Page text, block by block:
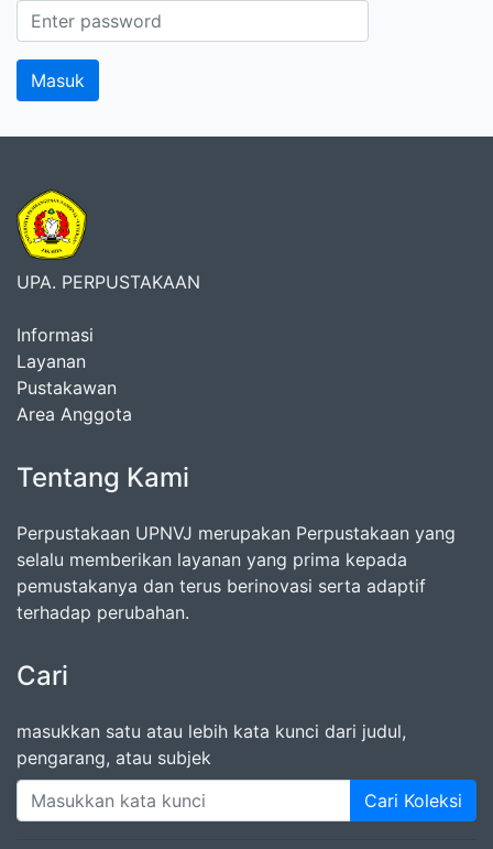
UPA. PERPUSTAKAAN
Informasi
Layanan
Pustakawan
Area Anggota
Tentang Kami
Perpustakaan UPNVJ merupakan Perpustakaan yang
selalu memberikan layanan yang prima kepada
pemustakanya dan terus berinovasi serta adaptif
terhadap perubahan.
Cari
masukkan satu atau lebih kata kunci dari judul,
pengarang, atau subjek
Cari Koleksi